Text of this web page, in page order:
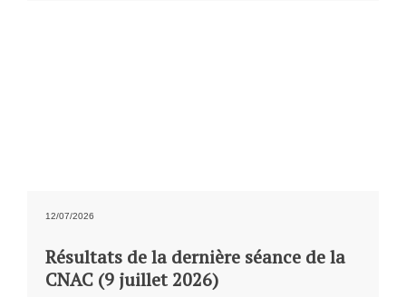
12/07/2026
Résultats de la dernière séance de la
CNAC (9 juillet 2026)